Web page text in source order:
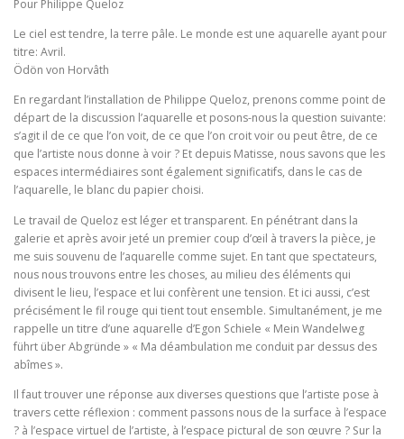
Pour Philippe Queloz
Le ciel est tendre, la terre pâle. Le monde est une aquarelle ayant pour
titre: Avril.
Ödön von Horvâth
En regardant l’installation de Philippe Queloz, prenons comme point de
départ de la discussion l’aquarelle et posons-nous la question suivante:
s’agit il de ce que l’on voit, de ce que l’on croit voir ou peut être, de ce
que l’artiste nous donne à voir ? Et depuis Matisse, nous savons que les
espaces intermédiaires sont également significatifs, dans le cas de
l’aquarelle, le blanc du papier choisi.
Le travail de Queloz est léger et transparent. En pénétrant dans la
galerie et après avoir jeté un premier coup d’œil à travers la pièce, je
me suis souvenu de l’aquarelle comme sujet. En tant que spectateurs,
nous nous trouvons entre les choses, au milieu des éléments qui
divisent le lieu, l’espace et lui confèrent une tension. Et ici aussi, c’est
précisément le fil rouge qui tient tout ensemble. Simultanément, je me
rappelle un titre d’une aquarelle d’Egon Schiele « Mein Wandelweg
führt über Abgründe » « Ma déambulation me conduit par dessus des
abîmes ».
Il faut trouver une réponse aux diverses questions que l’artiste pose à
travers cette réflexion : comment passons nous de la surface à l’espace
? à l’espace virtuel de l’artiste, à l’espace pictural de son œuvre ? Sur la